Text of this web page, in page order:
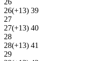
26(+13) 39
27
27(+13) 40
28
28(+13) 41
29